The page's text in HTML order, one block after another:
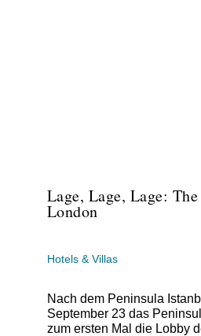
Lage, Lage, Lage:
London
Hotels & Villas
Nach dem Peninsula
September 23 das
zum ersten Mal die Lobby